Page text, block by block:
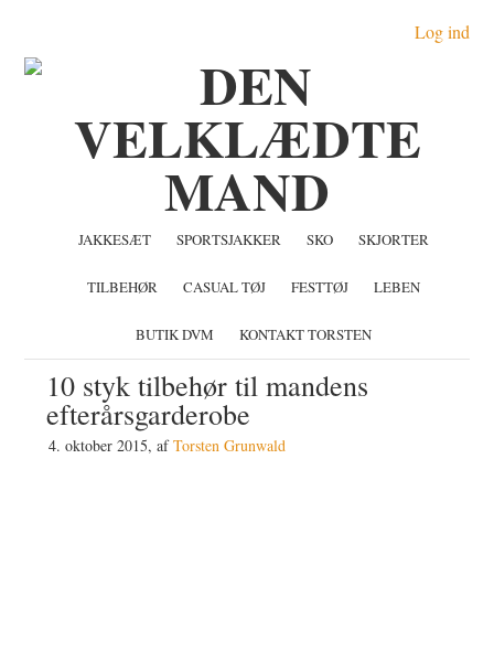
indhold
Log ind
JAKKESÆT SPORTSJAKKER SKO SKJORTER
TILBEHØR CASUAL TØJ FESTTØJ LEBEN
BUTIK DVM KONTAKT TORSTEN
10 styk tilbehør til mandens
efterårsgarderobe
4. oktober 2015, afTorsten Grunwald